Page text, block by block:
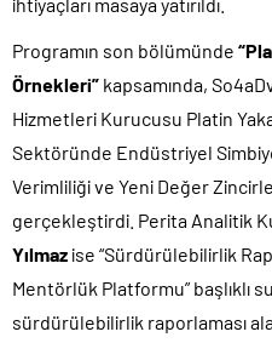
ihtiyaçları masaya yatırıldı.
Programın son bölümünde
Örnekleri” kapsamında,
Hizmetleri Kurucusu Platin
Sektöründe Endüstriyel
Verimliliği ve Yeni Değer
gerçekleştirdi. Perita Analitik
Yılmaz ise “Sürdürülebilirlik
Mentörlük Platformu” başlıklı
sürdürülebilirlik raporlaması